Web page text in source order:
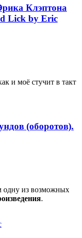
Клэптона
Lick by Eric
и моё стучит в такт
(оборотов).
одну из возможных
.